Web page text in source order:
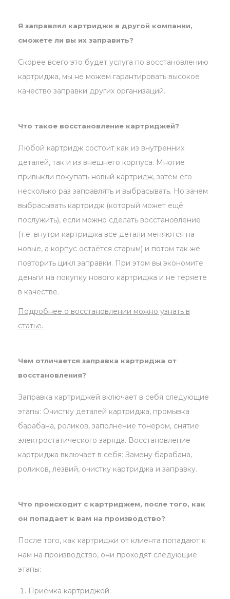
Я заправлял картриджи в другой компании,
сможете ли вы их заправить?
Скорее всего это будет услуга по восстановлению
картриджа, мы не можем гарантировать высокое
качество заправки других организаций.
Что такое восстановление картриджей?
Любой картридж состоит как из внутренних
деталей, так и из внешнего корпуса. Многие
привыкли покупать новый картридж, затем его
несколько раз заправлять и выбрасывать. Но зачем
выбрасывать картридж (который может ещё
послужить), если можно сделать восстановление
(т.е. внутри картриджа все детали меняются на
новые, а корпус остаётся старым) и потом так же
повторить цикл заправки. При этом вы экономите
деньги на покупку нового картриджа и не теряете
в качестве.
Подробнее о восстановлении можно узнать в
статье.
Чем отличается заправка картриджа от
восстановления?
Заправка картриджей включает в себя следующие
этапы: Очистку деталей картриджа, промывка
барабана, роликов, заполнение тонером, снятие
электростатического заряда. Восстановление
картриджа включает в себя: Замену барабана,
роликов, лезвий, очистку картриджа и заправку.
Что происходит с картриджем, после того, как
он попадает к вам на производство?
После того, как картриджи от клиента попадают к
нам на производство, они проходят следующие
этапы:
Приёмка картриджей: